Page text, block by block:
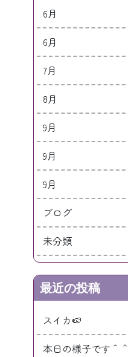
6月
6月
7月
8月
9月
9月
9月
ブログ
未分類
最近の投稿
スイカ🍉
本日の様子です＾＾